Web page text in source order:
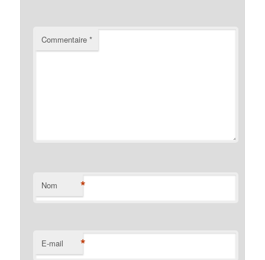
Commentaire*
Nom *
E-mail *